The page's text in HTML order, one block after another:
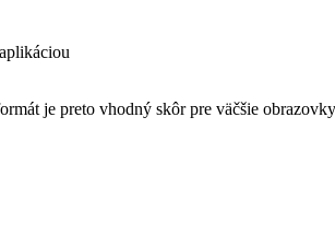
je preto vhodný skôr pre väčšie